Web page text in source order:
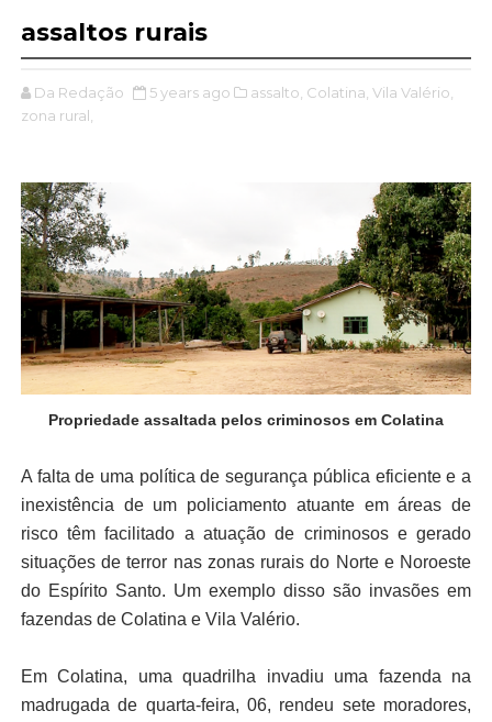
assaltos rurais
Da Redação 5 years ago assalto, Colatina, Vila Valério,
zona rural,
Propriedade assaltada pelos criminosos em Colatina
A falta de uma política de segurança pública eficiente e a
inexistência de um policiamento atuante em áreas de
risco têm facilitado a atuação de criminosos e gerado
situações de terror nas zonas rurais do Norte e Noroeste
do Espírito Santo. Um exemplo disso são invasões em
fazendas de Colatina e Vila Valério.
Em Colatina, uma quadrilha invadiu uma fazenda na
madrugada de quarta-feira, 06, rendeu sete moradores,